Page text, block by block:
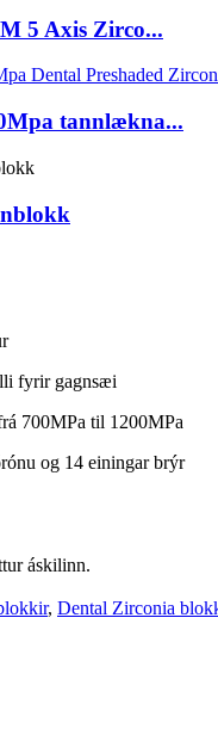
5 Axis Zirco...
tannlækna...
fyrir gagnsæi
700MPa til 1200MPa
og 14 einingar brýr
áskilinn.
, Dental Zirconia